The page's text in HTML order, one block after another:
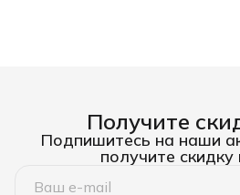
Получите
Подпишитесь на наши
получите скидку